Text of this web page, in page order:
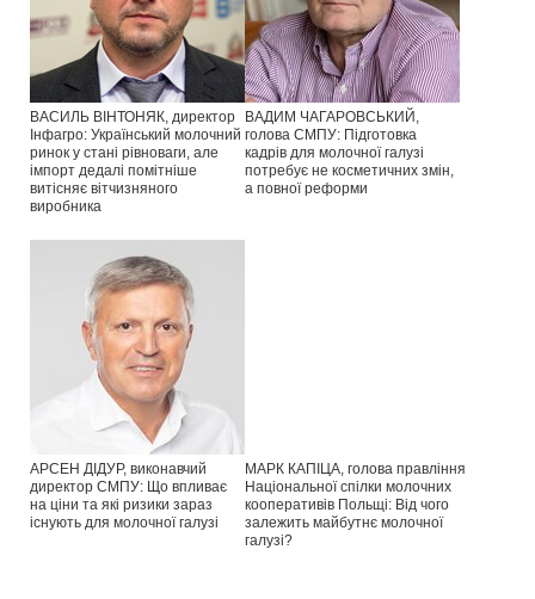
ВАСИЛЬ ВІНТОНЯК, директор
Інфагро: Український молочний
ринок у стані рівноваги, але
імпорт дедалі помітніше
витісняє вітчизняного
виробника
ВАДИМ ЧАГАРОВСЬКИЙ,
голова СМПУ: Підготовка
кадрів для молочної галузі
потребує не косметичних змін,
а повної реформи
АРСЕН ДІДУР, виконавчий
директор СМПУ: Що впливає
на ціни та які ризики зараз
існують для молочної галузі
МАРК КАПІЦА, голова правління
Національної спілки молочних
кооперативів Польщі: Від чого
залежить майбутнє молочної
галузі?